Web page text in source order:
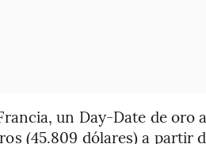
un Day-Date de oro
(45.809 dólares) a partir